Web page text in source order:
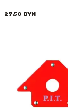
27.50 BYN